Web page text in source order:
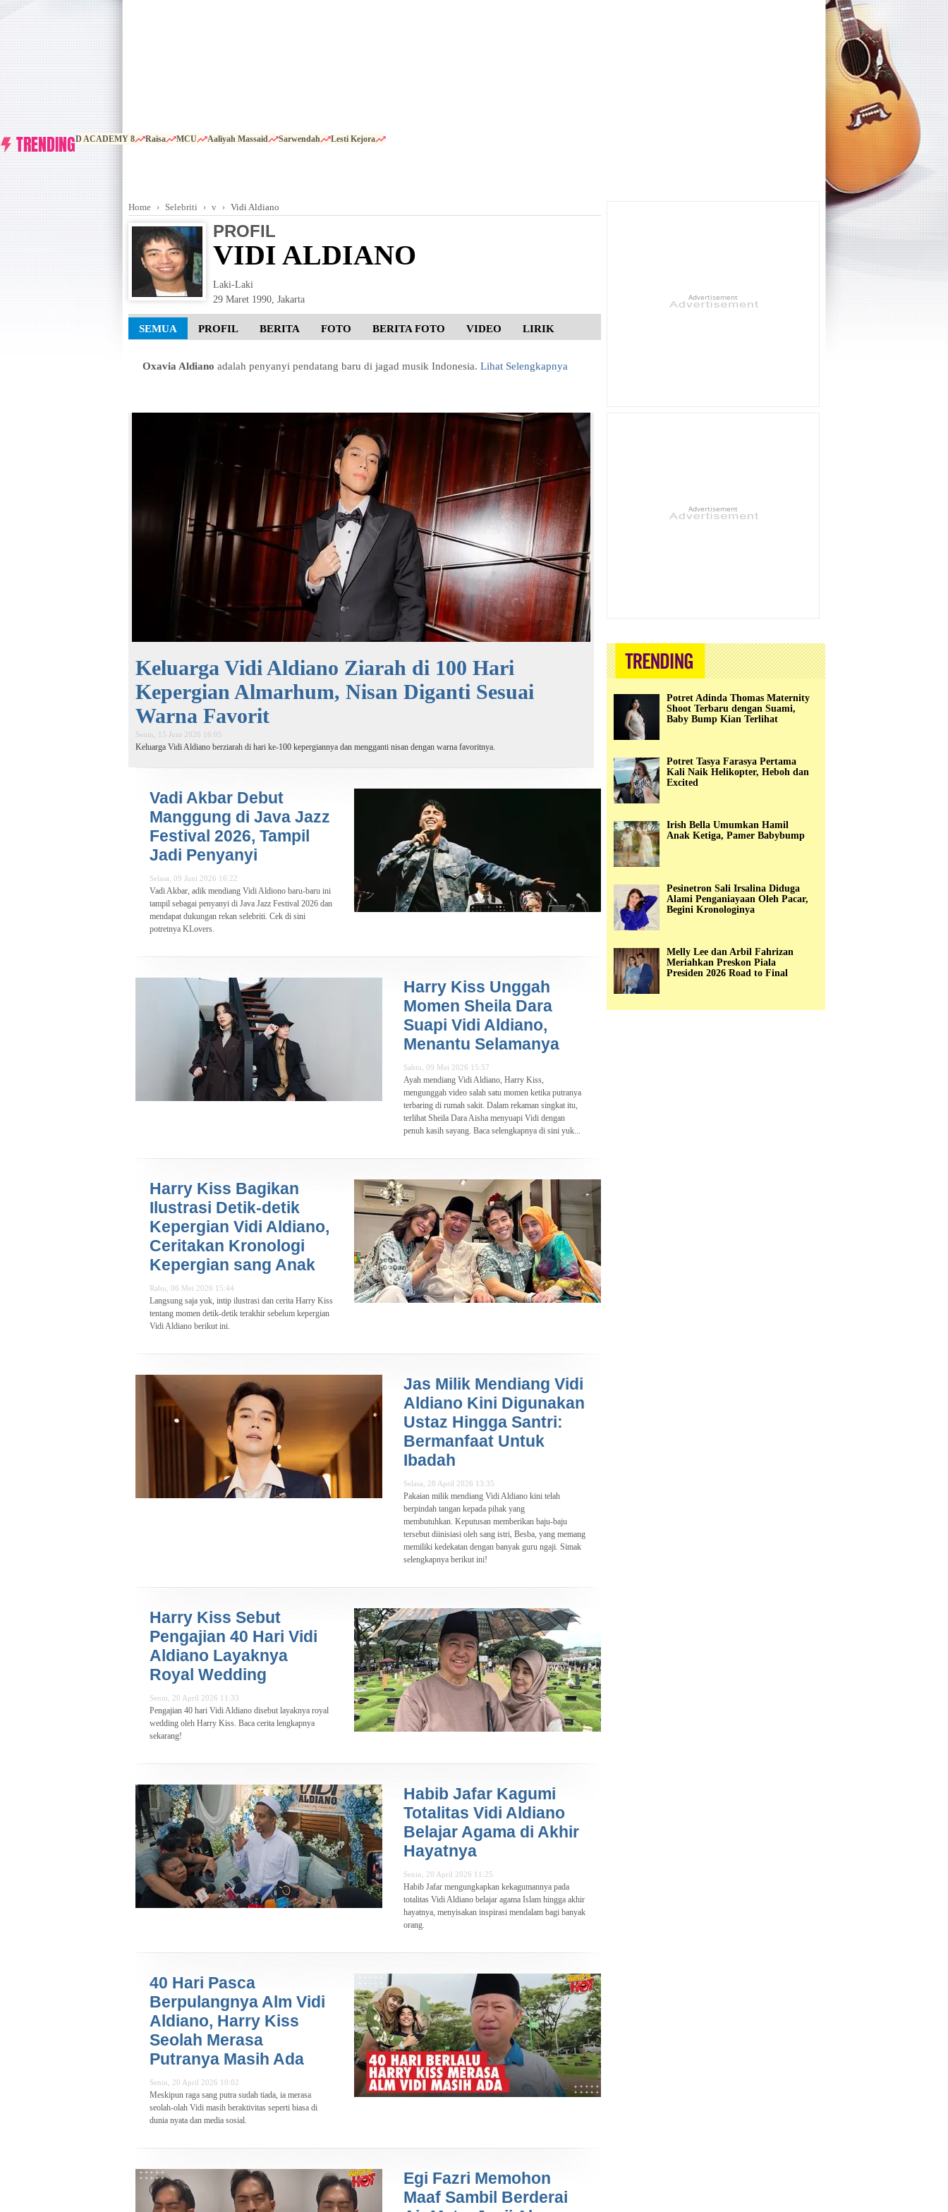
TRENDINGD ACADEMY 8 Raisa MCU Aaliyah Massaid Sarwendah Lesti Kejora
Home Selebriti v Vidi Aldiano
PROFIL
VIDI ALDIANO
Laki-Laki
29 Maret 1990, Jakarta
SEMUA PROFIL BERITA FOTO BERITA FOTO VIDEO LIRIK
Oxavia Aldiano adalah penyanyi pendatang baru di jagad musik Indonesia. Lihat Selengkapnya
Keluarga Vidi Aldiano Ziarah di 100 Hari
Kepergian Almarhum, Nisan Diganti Sesuai
Warna Favorit
Senin, 15 Juni 2026 16:05
Keluarga Vidi Aldiano berziarah di hari ke-100 kepergiannya dan mengganti nisan dengan warna favoritnya.
Vadi Akbar Debut
Manggung di Java Jazz
Festival 2026, Tampil
Jadi Penyanyi
Selasa, 09 Juni 2026 16:22
Vadi Akbar, adik mendiang Vidi Aldiono baru-baru ini
tampil sebagai penyanyi di Java Jazz Festival 2026 dan
mendapat dukungan rekan selebriti. Cek di sini
potretnya KLovers.
Harry Kiss Unggah
Momen Sheila Dara
Suapi Vidi Aldiano,
Menantu Selamanya
Sabtu, 09 Mei 2026 15:57
Ayah mendiang Vidi Aldiano, Harry Kiss,
mengunggah video salah satu momen ketika putranya
terbaring di rumah sakit. Dalam rekaman singkat itu,
terlihat Sheila Dara Aisha menyuapi Vidi dengan
penuh kasih sayang. Baca selengkapnya di sini yuk...
Harry Kiss Bagikan
Ilustrasi Detik-detik
Kepergian Vidi Aldiano,
Ceritakan Kronologi
Kepergian sang Anak
Rabu, 06 Mei 2026 15:44
Langsung saja yuk, intip ilustrasi dan cerita Harry Kiss
tentang momen detik-detik terakhir sebelum kepergian
Vidi Aldiano berikut ini.
Jas Milik Mendiang Vidi
Aldiano Kini Digunakan
Ustaz Hingga Santri:
Bermanfaat Untuk
Ibadah
Selasa, 28 April 2026 13:35
Pakaian milik mendiang Vidi Aldiano kini telah
berpindah tangan kepada pihak yang
membutuhkan. Keputusan memberikan baju-baju
tersebut diinisiasi oleh sang istri, Besba, yang memang
memiliki kedekatan dengan banyak guru ngaji. Simak
selengkapnya berikut ini!
Harry Kiss Sebut
Pengajian 40 Hari Vidi
Aldiano Layaknya
Royal Wedding
Senin, 20 April 2026 11:33
Pengajian 40 hari Vidi Aldiano disebut layaknya royal
wedding oleh Harry Kiss. Baca cerita lengkapnya
sekarang!
Habib Jafar Kagumi
Totalitas Vidi Aldiano
Belajar Agama di Akhir
Hayatnya
Senin, 20 April 2026 11:25
Habib Jafar mengungkapkan kekagumannya pada
totalitas Vidi Aldiano belajar agama Islam hingga akhir
hayatnya, menyisakan inspirasi mendalam bagi banyak
orang.
40 Hari Pasca
Berpulangnya Alm Vidi
Aldiano, Harry Kiss
Seolah Merasa
Putranya Masih Ada
Senin, 20 April 2026 10:02
Meskipun raga sang putra sudah tiada, ia merasa
seolah-olah Vidi masih beraktivitas seperti biasa di
dunia nyata dan media sosial.
Egi Fazri Memohon
Maaf Sambil Berderai
Advertisement
Advertisement
Potret Adinda Thomas Maternity
Shoot Terbaru dengan Suami,
Baby Bump Kian Terlihat
Potret Tasya Farasya Pertama
Kali Naik Helikopter, Heboh dan
Excited
Irish Bella Umumkan Hamil
Anak Ketiga, Pamer Babybump
Pesinetron Sali Irsalina Diduga
Alami Penganiayaan Oleh Pacar,
Begini Kronologinya
Melly Lee dan Arbil Fahrizan
Meriahkan Preskon Piala
Presiden 2026 Road to Final